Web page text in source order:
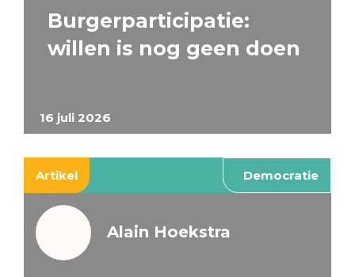
16 juli 2026
Burgerparticipatie:
willen is nog geen doen
Artikel Democratie
Alain Hoekstra